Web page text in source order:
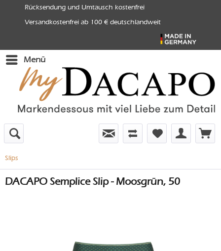
Rücksendung und Umtausch kostenfrei
Versandkostenfrei ab 100 € deutschlandweit
Menü
Slips
DACAPO Semplice Slip - Moosgrün, 50